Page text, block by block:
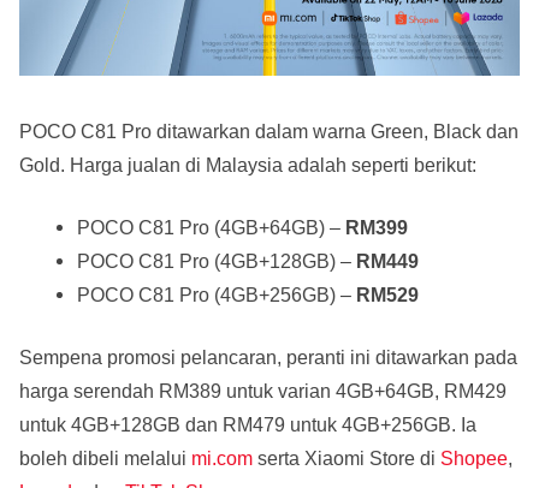
POCO C81 Pro ditawarkan dalam warna Green, Black dan
Gold. Harga jualan di Malaysia adalah seperti berikut:
POCO C81 Pro (4GB+64GB) – RM399
POCO C81 Pro (4GB+128GB) – RM449
POCO C81 Pro (4GB+256GB) – RM529
Sempena promosi pelancaran, peranti ini ditawarkan pada
harga serendah RM389 untuk varian 4GB+64GB, RM429
untuk 4GB+128GB dan RM479 untuk 4GB+256GB. Ia
boleh dibeli melalui mi.com serta Xiaomi Store di Shopee,